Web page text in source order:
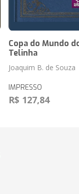
Copa do Mundo
Telinha
Joaquim B. de Souza
IMPRESSO
R$ 127,84